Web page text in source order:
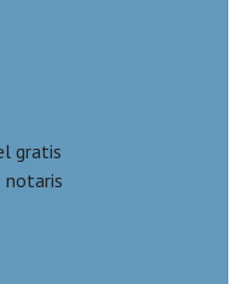
gratis
notaris